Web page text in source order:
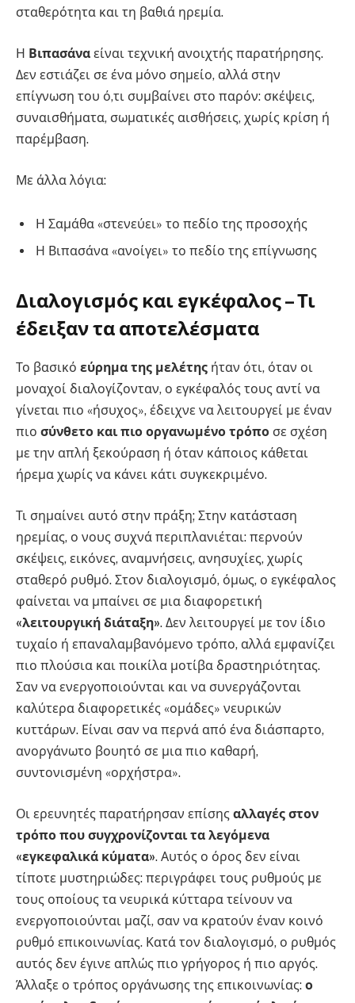
σταθερότητα και τη βαθιά ηρεμία.
Η Βιπασάνα είναι τεχνική ανοιχτής παρατήρησης.
Δεν εστιάζει σε ένα μόνο σημείο, αλλά στην
επίγνωση του ό,τι συμβαίνει στο παρόν: σκέψεις,
συναισθήματα, σωματικές αισθήσεις, χωρίς κρίση ή
παρέμβαση.
Με άλλα λόγια:
Η Σαμάθα «στενεύει» το πεδίο της προσοχής
Η Βιπασάνα «ανοίγει» το πεδίο της επίγνωσης
Διαλογισμός και εγκέφαλος – Τι
έδειξαν τα αποτελέσματα
Το βασικό εύρημα της μελέτης ήταν ότι, όταν οι
μοναχοί διαλογίζονταν, ο εγκέφαλός τους αντί να
γίνεται πιο «ήσυχος», έδειχνε να λειτουργεί με έναν
πιο σύνθετο και πιο οργανωμένο τρόπο σε σχέση
με την απλή ξεκούραση ή όταν κάποιος κάθεται
ήρεμα χωρίς να κάνει κάτι συγκεκριμένο.
Τι σημαίνει αυτό στην πράξη; Στην κατάσταση
ηρεμίας, ο νους συχνά περιπλανιέται: περνούν
σκέψεις, εικόνες, αναμνήσεις, ανησυχίες, χωρίς
σταθερό ρυθμό. Στον διαλογισμό, όμως, ο εγκέφαλος
φαίνεται να μπαίνει σε μια διαφορετική
«λειτουργική διάταξη». Δεν λειτουργεί με τον ίδιο
τυχαίο ή επαναλαμβανόμενο τρόπο, αλλά εμφανίζει
πιο πλούσια και ποικίλα μοτίβα δραστηριότητας.
Σαν να ενεργοποιούνται και να συνεργάζονται
καλύτερα διαφορετικές «ομάδες» νευρικών
κυττάρων. Είναι σαν να περνά από ένα διάσπαρτο,
ανοργάνωτο βουητό σε μια πιο καθαρή,
συντονισμένη «ορχήστρα».
Οι ερευνητές παρατήρησαν επίσης αλλαγές στον
τρόπο που συγχρονίζονται τα λεγόμενα
«εγκεφαλικά κύματα». Αυτός ο όρος δεν είναι
τίποτε μυστηριώδες: περιγράφει τους ρυθμούς με
τους οποίους τα νευρικά κύτταρα τείνουν να
ενεργοποιούνται μαζί, σαν να κρατούν έναν κοινό
ρυθμό επικοινωνίας. Κατά τον διαλογισμό, ο ρυθμός
αυτός δεν έγινε απλώς πιο γρήγορος ή πιο αργός.
Άλλαξε ο τρόπος οργάνωσης της επικοινωνίας: ο